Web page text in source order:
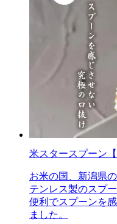
米スタースプーン【
お米の国、新潟県
テンレス製のスプ
便利でスプーンを
ました。